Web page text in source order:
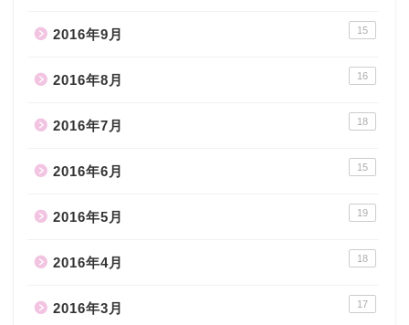
2016年9月 15
2016年8月 16
2016年7月 18
2016年6月 15
2016年5月 19
2016年4月 18
2016年3月 17